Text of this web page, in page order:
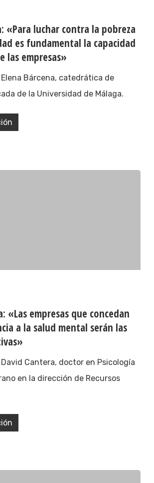
«Para luchar contra la pobreza
es fundamental la capacidad
las empresas»
Bárcena, catedrática de
de la Universidad de Málaga.
«Las empresas que concedan
a la salud mental serán las
Cantera, doctor en Psicología
en la dirección de Recursos